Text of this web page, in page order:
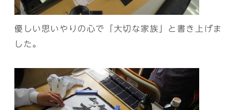
優しい思いやりの心で「大切な家族」と書き上げま
した。